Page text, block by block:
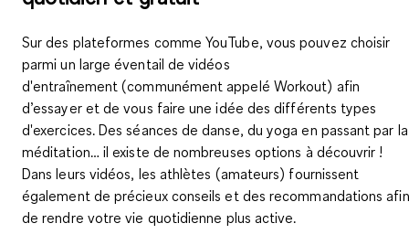
Sur des plateformes comme YouTube, vous pouvez choisir
parmi un large éventail de vidéos
d'entraînement (communément appelé Workout) afin
d’essayer et de vous faire une idée des différents types
d'exercices. Des séances de danse, du yoga en passant par la
méditation… il existe de nombreuses options à découvrir !
Dans leurs vidéos, les athlètes (amateurs) fournissent
également de précieux conseils et des recommandations afin
de rendre votre vie quotidienne plus active.